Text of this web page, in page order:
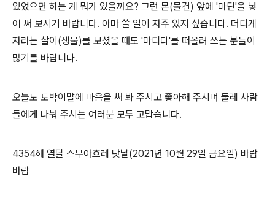
있었으면 하는 게 뭐가 있을까요? 그런 몬(물건) 앞에 '마딘'을 넣
어 써 보시기 바랍니다. 아마 쓸 일이 자주 있지 싶습니다. 더디게
자라는 살이(생물)를 보셨을 때도 '마디다'를 떠올려 쓰는 분들이
많기를 바랍니다.
오늘도 토박이말에 마음을 써 봐 주시고 좋아해 주시며 둘레 사람
들에게 나눠 주시는 여러분 모두 고맙습니다.
4354해 열달 스무아흐레 닷날(2021년 10월 29일 금요일) 바람
바람